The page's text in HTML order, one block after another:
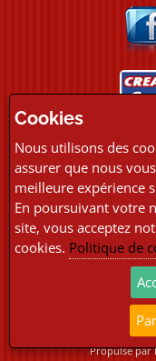
Copyright ©
Propulsé par
Cookies
Nous utilisons des
assurer que nous
meilleure expérience
En poursuivant votre
site, vous acceptez
cookies. Politique de